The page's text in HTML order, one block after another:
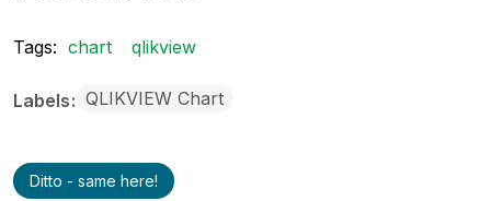
Tags: chart qlikview
Labels QLIKVIEW Chart
Ditto - same here!